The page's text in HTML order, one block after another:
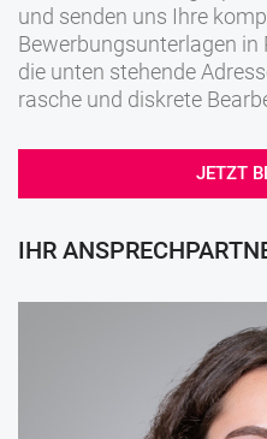
und senden uns Ihre
Bewerbungsunterlagen
die unten stehende
rasche und diskrete
JETZT
IHR